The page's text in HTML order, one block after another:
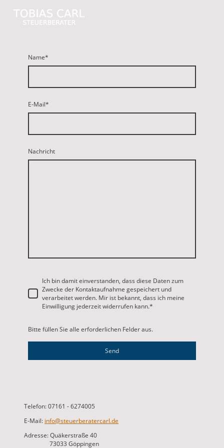
Name*
E-Mail*
Nachricht
Ich bin damit einverstanden, dass diese Daten zum
Zwecke der Kontaktaufnahme gespeichert und
verarbeitet werden. Mir ist bekannt, dass ich meine
Einwilligung jederzeit widerrufen kann.*
Bitte füllen Sie alle erforderlichen Felder aus.
Send
Telefon: 07161 - 6274005
E-Mail: info@steuerberatercarl.de
Adresse: Quäkerstraße 40
73033 Göppingen